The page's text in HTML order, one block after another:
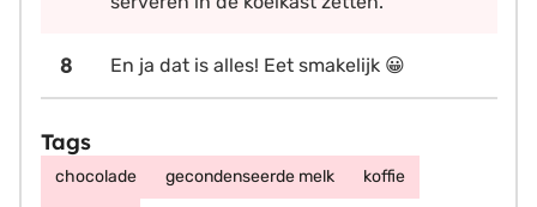
En ja dat is alles! Eet smakelijk 😀
Tags
chocolade gecondenseerde melk koffie